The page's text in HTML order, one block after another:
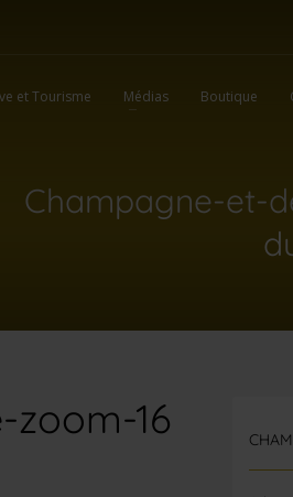
et Tourisme Médias Boutique
Champagne-et-
16